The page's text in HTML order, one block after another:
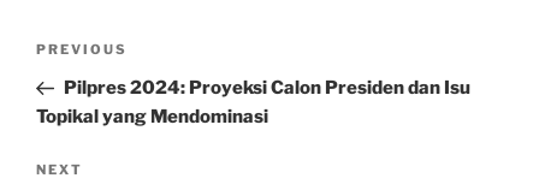
Previous
Post
PREVIOUS
Pilpres 2024: Proyeksi Calon Presiden dan Isu
Topikal yang Mendominasi
Next
NEXT